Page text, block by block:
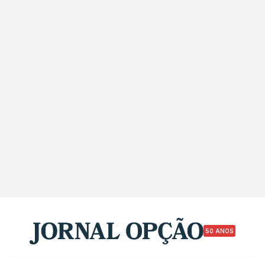
50 ANOS